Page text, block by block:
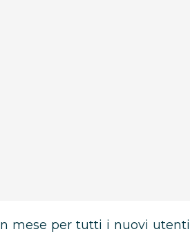
mese per tutti i nuovi utenti